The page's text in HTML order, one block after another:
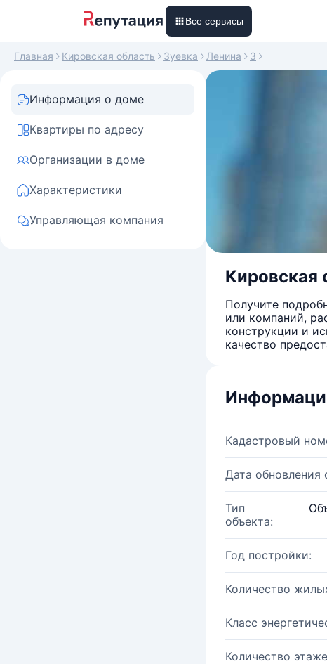
Все сервисы
Главная Кировская область Зуевка Ленина 3
Информация о доме
Квартиры по адресу
Организации в доме
Характеристики
Управляющая компания
Кировская
Получите
или компаний,
конструкции и
качество
Кадастровый
Дата обновления
Тип
объекта:
Год постройки:
Количество
Класс
Количество